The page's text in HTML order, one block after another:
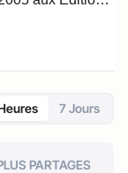
7 Jours
PARTAGES